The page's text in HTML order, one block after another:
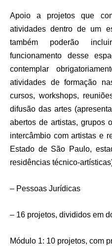
Apoio a projetos que
atividades dentro de um
também poderão
funcionamento desse
contemplar
atividades de formação
cursos, workshops,
difusão das artes
abertos de artistas, grupos
intercâmbio com artistas e
Estado de São Paulo,
residências técnico-
– Pessoas Jurídicas
– 16 projetos, divididos em
Módulo 1: 10 projetos, com